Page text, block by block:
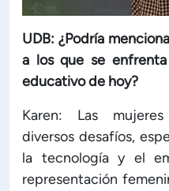
UDB: ¿Podría
a los que se
educativo de hoy?
Karen: Las
diversos desafíos,
la tecnología y el
representación